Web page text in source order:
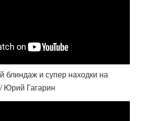
блиндаж и супер находки на
Юрий Гагарин